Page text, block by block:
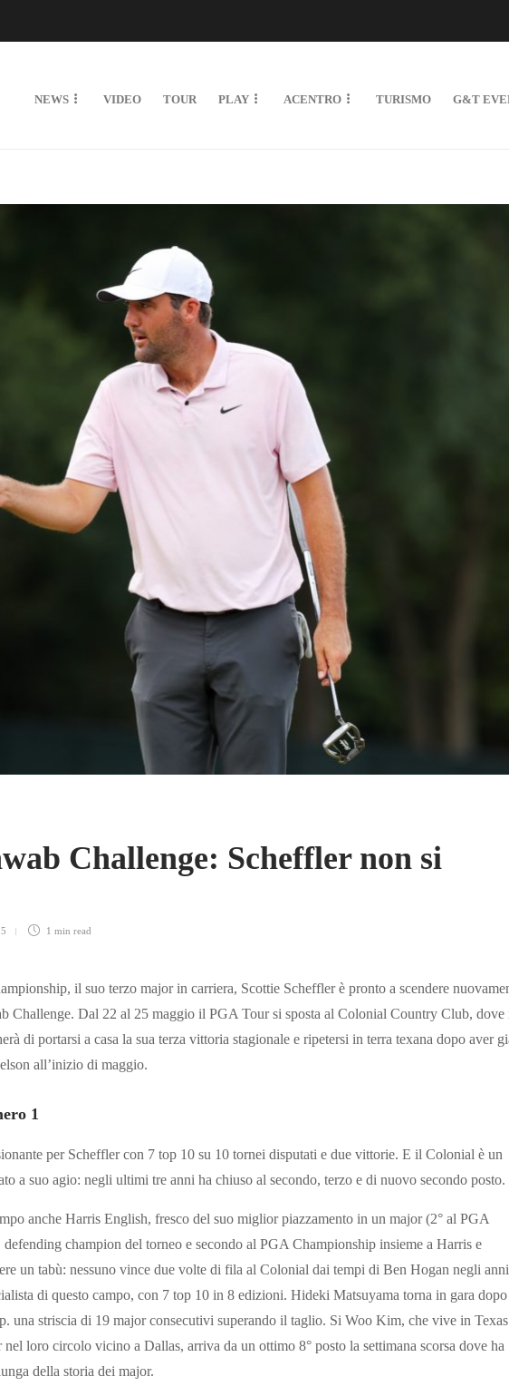
NEWS VIDEO TOUR PLAY ACENTRO TURISMO G&T
Challenge: Scheffler non si
1 min read
il suo terzo major in carriera, Scottie Scheffler è pronto a scendere
Challenge. Dal 22 al 25 maggio il PGA Tour si sposta al Colonial Country Club, dove
di portarsi a casa la sua terza vittoria stagionale e ripetersi in terra texana dopo aver
all’inizio di maggio.
1
per Scheffler con 7 top 10 su 10 tornei disputati e due vittorie. E il Colonial è un
a suo agio: negli ultimi tre anni ha chiuso al secondo, terzo e di nuovo secondo posto.
anche Harris English, fresco del suo miglior piazzamento in un major (2° al PGA
defending champion del torneo e secondo al PGA Championship insieme a Harris e
un tabù: nessuno vince due volte di fila al Colonial dai tempi di Ben Hogan negli anni
di questo campo, con 7 top 10 in 8 edizioni. Hideki Matsuyama torna in gara dopo
una striscia di 19 major consecutivi superando il taglio. Si Woo Kim, che vive in
nel loro circolo vicino a Dallas, arriva da un ottimo 8° posto la settimana scorsa dove ha
della storia dei major.